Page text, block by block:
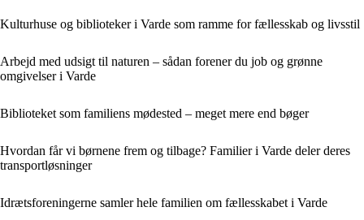
Kulturhuse og biblioteker i Varde som ramme for fællesskab og livsstil
Arbejd med udsigt til naturen – sådan forener du job og grønne
omgivelser i Varde
Biblioteket som familiens mødested – meget mere end bøger
Hvordan får vi børnene frem og tilbage? Familier i Varde deler deres
transportløsninger
Idrætsforeningerne samler hele familien om fællesskabet i Varde